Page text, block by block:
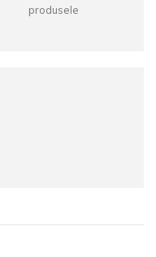
produsele